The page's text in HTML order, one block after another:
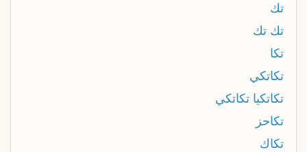
تك
تك تك
تكا
تكاتكي
تكاتكيا تكاتكي
تكاحز
تكاك